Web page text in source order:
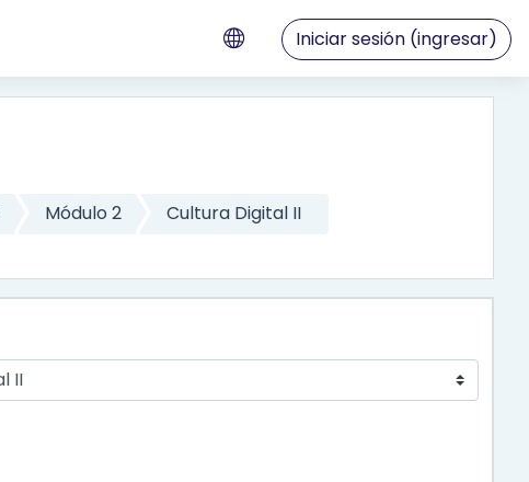
Iniciar sesión (ingresar)
Módulo 2 Cultura Digital II